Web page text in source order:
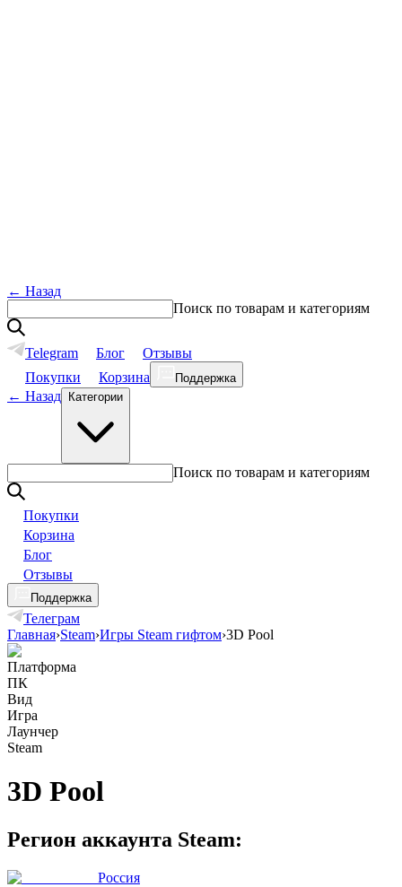
← Назад
Поиск по товарам и категориям
Telegram Блог
Отзывы
Покупки
Корзина Поддержка
← Назад Категории
Поиск по товарам и категориям
Покупки
Корзина
Блог
Отзывы
Поддержка
Телеграм
Главная›Steam›Игры Steam гифтом›3D Pool
Платформа
ПК
Вид
Игра
Лаунчер
Steam
3D Pool
Регион аккаунта Steam:
Россия